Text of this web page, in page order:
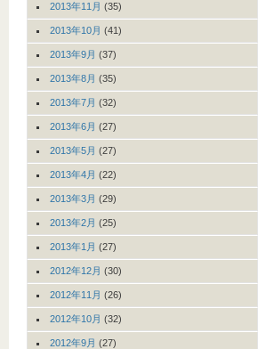
2013年11月 (35)
2013年10月 (41)
2013年9月 (37)
2013年8月 (35)
2013年7月 (32)
2013年6月 (27)
2013年5月 (27)
2013年4月 (22)
2013年3月 (29)
2013年2月 (25)
2013年1月 (27)
2012年12月 (30)
2012年11月 (26)
2012年10月 (32)
2012年9月 (27)